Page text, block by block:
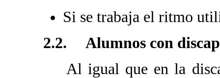
Si se trabaja el ritmo
2.2. Alumnos con
Al igual que en la